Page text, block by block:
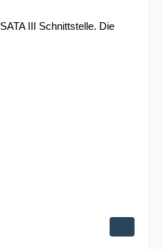
III Schnittstelle. Die